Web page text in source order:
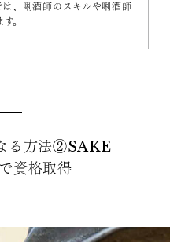
、唎酒師のスキルや唎酒師
。
る方法②SAKE
資格取得